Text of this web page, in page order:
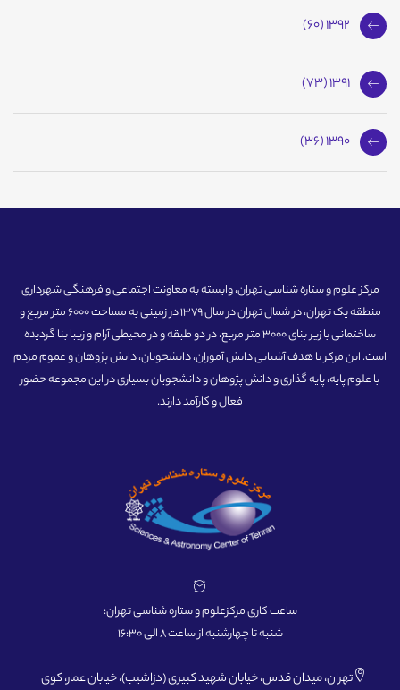
1392 (60)
1391 (73)
1390 (36)
مرکز علوم و ستاره شناسی تهران، وابسته به معاونت اجتماعی و فرهنگی شهرداری
منطقه یک تهران، در شمال تهران در سال 1379 در زمینی به مساحت 6000 متر مربع و
ساختمانی با زیر بنای 3000 متر مربع، در دو طبقه و در محیطی آرام و زیبا بنا گردیده
است. این مرکز با هدف آشنایی دانش آموزان، دانشجویان، دانش پژوهان و عموم مردم
با علوم پایه، پایه گذاری و دانش پژوهان و دانشجویان بسیاری در این مجموعه حضور
فعال و کارآمد دارند.
ساعت کاری مرکزعلوم و ستاره شناسی تهران:
شنبه تا چهارشنبه از ساعت 8 الی 16:30
تهران، میدان قدس، خیابان شهید کبیری (دزاشیب)، خیابان عمار، کوی